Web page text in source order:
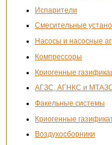
Испарители
Смесительные
Насосы и насосные
Компрессоры
Криогенные
АГЗС, АГНКС и
Факельные системы
Криогенные
Воздухосборники